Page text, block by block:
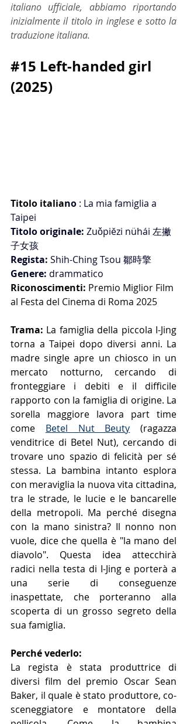
italiano ufficiale, abbiamo riportando
inizialmente il titolo in inglese e sotto la
traduzione italiana.
#15 Left-handed girl
(2025)
Titolo italiano : La mia famiglia a
Taipei
Titolo originale: Zuǒpiězi nühái 左撇
子女孩
Regista: Shih-Ching Tsou 鄒時擎
Genere: drammatico
Riconoscimenti: Premio Miglior Film
al Festa del Cinema di Roma 2025
Trama: La famiglia della piccola I-Jing
torna a Taipei dopo diversi anni. La
madre single apre un chiosco in un
mercato notturno, cercando di
fronteggiare i debiti e il difficile
rapporto con la famiglia di origine. La
sorella maggiore lavora part time
come Betel Nut Beuty (ragazza
venditrice di Betel Nut), cercando di
trovare uno spazio di felicità per sé
stessa. La bambina intanto esplora
con meraviglia la nuova vita cittadina,
tra le strade, le lucie e le bancarelle
della metropoli. Ma perché disegna
con la mano sinistra? Il nonno non
vuole, dice che quella è "la mano del
diavolo". Questa idea attecchirà
radici nella testa di I-Jing e porterà a
una serie di conseguenze
inaspettate, che porteranno alla
scoperta di un grosso segreto della
sua famiglia.
Perché vederlo:
La regista è stata produttrice di
diversi film del premio Oscar Sean
Baker, il quale è stato produttore, co-
sceneggiatore e montatore della